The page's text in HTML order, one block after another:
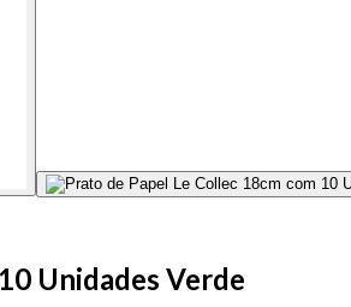
Unidades Verde